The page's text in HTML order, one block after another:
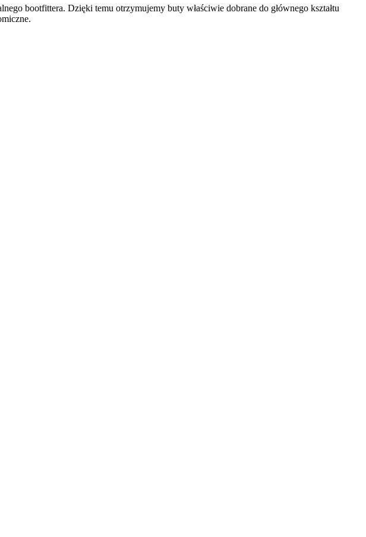
bootfittera. Dzięki temu otrzymujemy buty właściwie dobrane do głównego kształtu